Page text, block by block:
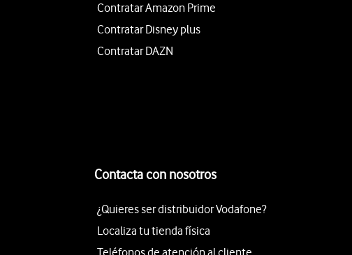
Contratar Amazon Prime
Contratar Disney plus
Contratar DAZN
Contacta con nosotros
¿Quieres ser distribuidor Vodafone?
Localiza tu tienda física
Teléfonos de atención al cliente